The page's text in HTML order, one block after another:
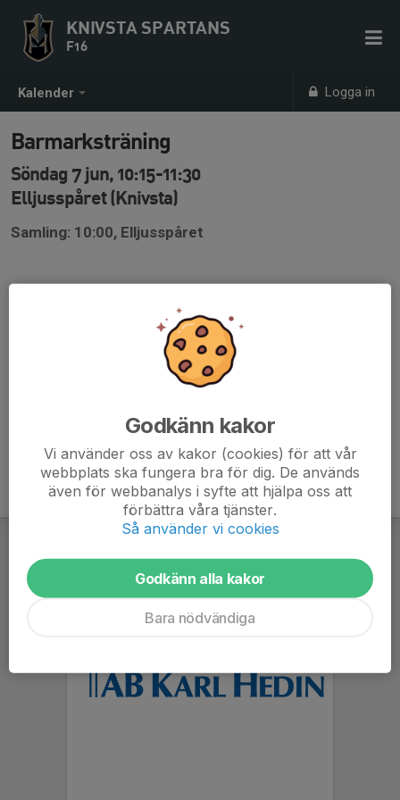
Kalender Logga in
KNIVSTA SPARTANS
F16
Barmarksträning
Söndag 7 jun, 10:15-11:30
Elljusspåret (Knivsta)
Samling: 10:00, Elljusspåret
Godkänn kakor
Vi använder oss av kakor (cookies) för att vår
webbplats ska fungera bra för dig. De används
även för webbanalys i syfte att hjälpa oss att
förbättra våra tjänster.
Så använder vi cookies
Godkänn alla kakor
Bara nödvändiga